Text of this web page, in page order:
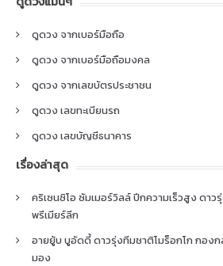
ดูดวง จากเบอร์มือถือ
ดูดวง จากเบอร์มือถือมงคล
ดูดวง จากเลขบัตรประชาชน
ดูดวง เลขทะเบียนรถ
ดูดวง เลขบัญชีธนาคาร
เรื่องล่าสุด
คริเซนซิโอ ซัมเมอร์วิลล์ ปีกความเร็วสูง ดา
พรีเมียร์ลีก
อายยู้บ บูอัดดี้ ดาวรุ่งทีมชาติโมร็อกโก กอง
มอง